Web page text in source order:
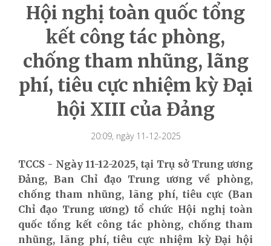
Hội nghị toàn quốc tổng
kết công tác phòng,
chống tham nhũng, lãng
phí, tiêu cực nhiệm kỳ Đại
hội XIII của Đảng
20:09, ngày 11-12-2025
TCCS - Ngày 11-12-2025, tại Trụ sở Trung ương
Đảng, Ban Chỉ đạo Trung ương về phòng,
chống tham nhũng, lãng phí, tiêu cực (Ban
Chỉ đạo Trung ương) tổ chức Hội nghị toàn
quốc tổng kết công tác phòng, chống tham
nhũng, lãng phí, tiêu cực nhiệm kỳ Đại hội